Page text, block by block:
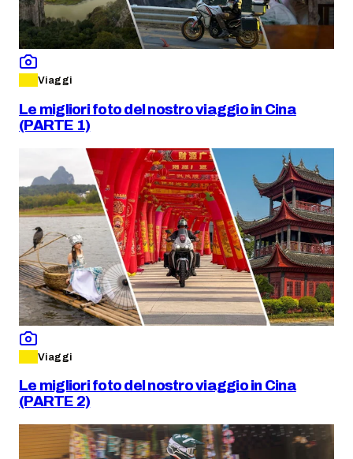
Viaggi
Le migliori foto del nostro viaggio in Cina
(PARTE 1)
Viaggi
Le migliori foto del nostro viaggio in Cina
(PARTE 2)